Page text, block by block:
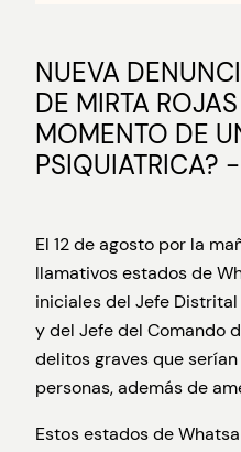
NUEVA
DE MIRTA
MOMENTO DE
PSIQUIATRICA?
El 12 de agosto por la
llamativos estados de
iniciales del Jefe
y del Jefe del Comando
delitos graves que
personas, además de
Estos estados de